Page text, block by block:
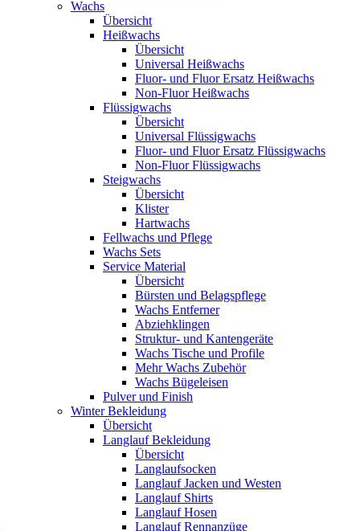
Wachs
Übersicht
Heißwachs
Übersicht
Universal Heißwachs
Fluor- und Fluor Ersatz Heißwachs
Non-Fluor Heißwachs
Flüssigwachs
Übersicht
Universal Flüssigwachs
Fluor- und Fluor Ersatz Flüssigwachs
Non-Fluor Flüssigwachs
Steigwachs
Übersicht
Klister
Hartwachs
Fellwachs und Pflege
Wachs Sets
Service Material
Übersicht
Bürsten und Belagspflege
Wachs Entferner
Abziehklingen
Struktur- und Kantengeräte
Wachs Tische und Profile
Mehr Wachs Zubehör
Wachs Bügeleisen
Pulver und Finish
Winter Bekleidung
Übersicht
Langlauf Bekleidung
Übersicht
Langlaufsocken
Langlauf Jacken und Westen
Langlauf Shirts
Langlauf Hosen
Langlauf Rennanzüge